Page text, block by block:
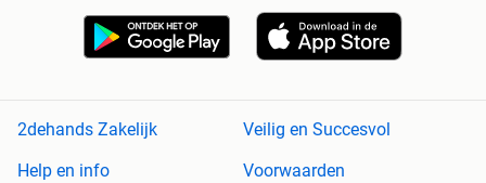
2dehands Zakelijk
Veilig en Succesvol
Help en info
Voorwaarden